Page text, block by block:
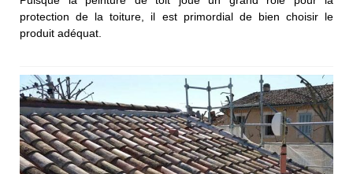
protection de la toiture, il est primordial de bien choisir le
produit adéquat.